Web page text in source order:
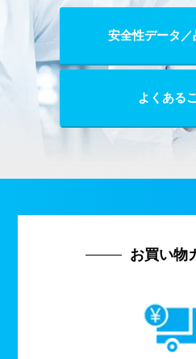
安全性データ
よくある
お買い物